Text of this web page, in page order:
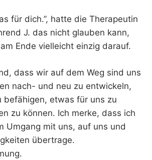
für dich.”, hatte die Therapeutin
J. das nicht glauben kann,
Ende vielleicht einzig darauf.
dass wir auf dem Weg sind uns
nach- und neu zu entwickeln,
befähigen, etwas für uns zu
zu können. Ich merke, dass ich
Umgang mit uns, auf uns und
übertrage.